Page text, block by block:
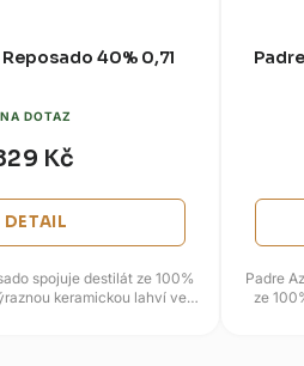
Reposado 40% 0,7l
NA DOTAZ
Kč
DETAIL
spojuje destilát ze 100%
keramickou lahví ve
Padre
ze